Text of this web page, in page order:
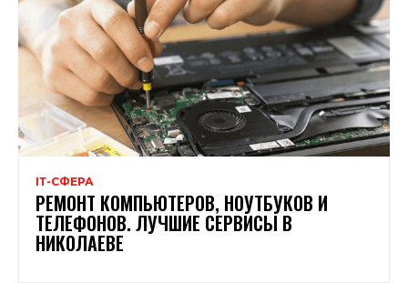
ІТ-СФЕРА
РЕМОНТ КОМПЬЮТЕРОВ, НОУТБУКОВ И
ТЕЛЕФОНОВ. ЛУЧШИЕ СЕРВИСЫ В
НИКОЛАЕВЕ